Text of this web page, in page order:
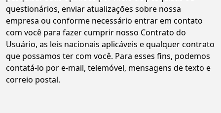
questionários, enviar atualizações sobre nossa
empresa ou conforme necessário entrar em contato
com você para fazer cumprir nosso Contrato do
Usuário, as leis nacionais aplicáveis e qualquer contrato
que possamos ter com você. Para esses fins, podemos
contatá-lo por e-mail, telemóvel, mensagens de texto e
correio postal.